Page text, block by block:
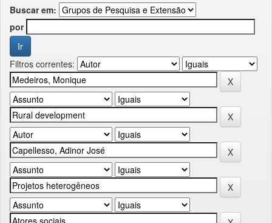
Buscar em:
por
Filtros correntes: